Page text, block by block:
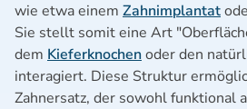
wie etwa einem Zahnimplantat
Sie stellt somit eine Art
dem Kieferknochenoder den
interagiert. Diese Struktur
Zahnersatz, der sowohl funktional